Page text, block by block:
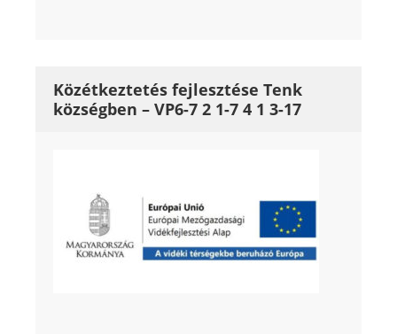
Közétkeztetés fejlesztése Tenk
községben – VP6-7 2 1-7 4 1 3-17